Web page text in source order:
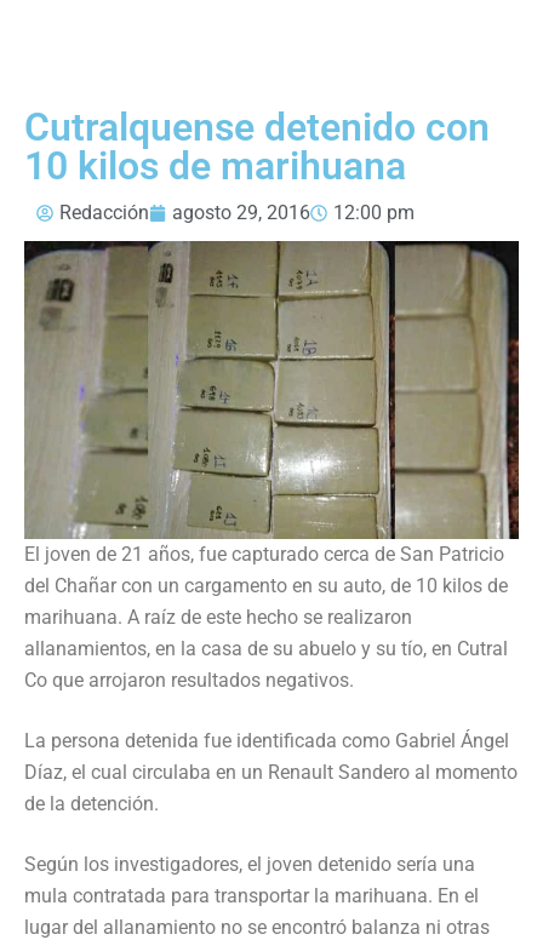
Cutralquense detenido con
10 kilos de marihuana
Redacción agosto 29, 2016 12:00 pm
El joven de 21 años, fue capturado cerca de San Patricio
del Chañar con un cargamento en su auto, de 10 kilos de
marihuana. A raíz de este hecho se realizaron
allanamientos, en la casa de su abuelo y su tío, en Cutral
Co que arrojaron resultados negativos.
La persona detenida fue identificada como Gabriel Ángel
Díaz, el cual circulaba en un Renault Sandero al momento
de la detención.
Según los investigadores, el joven detenido sería una
mula contratada para transportar la marihuana. En el
lugar del allanamiento no se encontró balanza ni otras